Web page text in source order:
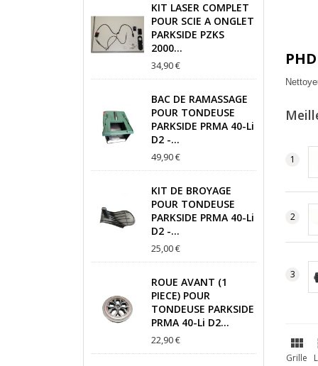
KIT LASER COMPLET
POUR SCIE A ONGLET
PARKSIDE PZKS
2000...
34,90 €
BAC DE RAMASSAGE
POUR TONDEUSE
PARKSIDE PRMA 40-Li
D2 -...
49,90 €
KIT DE BROYAGE
POUR TONDEUSE
PARKSIDE PRMA 40-Li
D2 -...
25,00 €
ROUE AVANT (1
PIECE) POUR
TONDEUSE PARKSIDE
PRMA 40-Li D2...
22,90 € 
Grille